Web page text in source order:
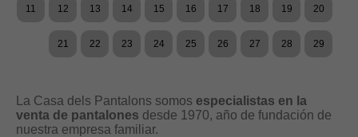
11 12 13 14 15 16 17 18 19 20
21 22 23 24 25 26 27 28 29
La Casa dels Pantalons somos especialistas en la
venta de pantalones desde 1970, año de fundación de
nuestra empresa familiar.